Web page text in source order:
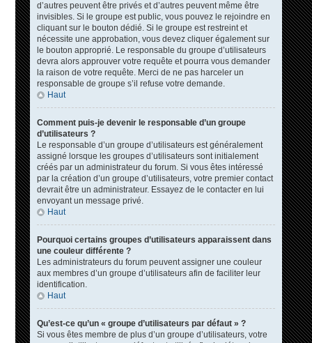
d’autres peuvent être privés et d’autres peuvent même être
invisibles. Si le groupe est public, vous pouvez le rejoindre en
cliquant sur le bouton dédié. Si le groupe est restreint et
nécessite une approbation, vous devez cliquer également sur
le bouton approprié. Le responsable du groupe d’utilisateurs
devra alors approuver votre requête et pourra vous demander
la raison de votre requête. Merci de ne pas harceler un
responsable de groupe s’il refuse votre demande.
Haut
Comment puis-je devenir le responsable d’un groupe
d’utilisateurs ?
Le responsable d’un groupe d’utilisateurs est généralement
assigné lorsque les groupes d’utilisateurs sont initialement
créés par un administrateur du forum. Si vous êtes intéressé
par la création d’un groupe d’utilisateurs, votre premier contact
devrait être un administrateur. Essayez de le contacter en lui
envoyant un message privé.
Haut
Pourquoi certains groupes d’utilisateurs apparaissent dans
une couleur différente ?
Les administrateurs du forum peuvent assigner une couleur
aux membres d’un groupe d’utilisateurs afin de faciliter leur
identification.
Haut
Qu’est-ce qu’un « groupe d’utilisateurs par défaut » ?
Si vous êtes membre de plus d’un groupe d’utilisateurs, votre